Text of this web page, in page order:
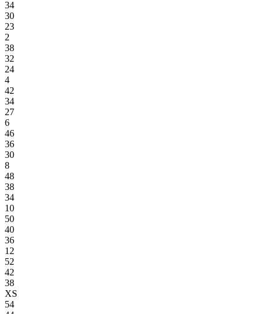
34
30
23
2
38
32
24
4
42
34
27
6
46
36
30
8
48
38
34
10
50
40
36
12
52
42
38
XS
54